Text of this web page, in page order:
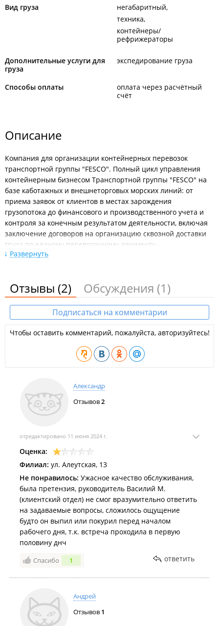
Вид груза
негабаритный
техника
контейнеры/
рефрижераторы
Дополнительные услуги для
груза
экспедирование груза
Способы оплаты
оплата через расчётный
счёт
Описание
Компания для организации контейнерных перевозок
транспортной группы "FESCO". Полный цикл управления
контейнерным бизнесом Транспортной группы "FESCO" на
базе каботажных и внешнеторговых морских линий: от
приема заявок от клиентов в местах зарождения
грузопотока до финансового и производственного учета и
контроля за конечным результатом деятельности, включая
заключение договоров на организацию сквозной доставки
груза по единому перевозочному документу -
мультимодальному коносаменту "ФЕСКО Лайнз
Оперативный контейнерный парк компании насчитывает
более 50 тысяч "TEU", в составе которого присутствуют как
стандартные, так и специализированные 20- и 40-футовые
специальное оборудование.
На подпорной стене у «Молодёжной» к сентябрю должен
появиться мурал об истории торгового флота.
Развернуть
Отзывы (2) Обсуждения (1)
Подписаться на комментарии
Чтобы оставить комментарий, пожалуйста, авторизуйтесь!
Александр
Отзывов2
отредактировано 11 июня 2024 г.
Оценка:
Филиал: ул. Алеутская, 13
Не понравилось: Ужасное качество обслуживания,
была претензия, руководитель Василий М.
(клиентский отдел) не смог вразумительно ответить
на задаваемые вопросы, сложилось ощущение
будто он выпил или покурил перед началом
рабочего дня, т.к. встреча проходила в первую
половину днч
Спасибо 1 ответить
Андрей
Отзывов 1